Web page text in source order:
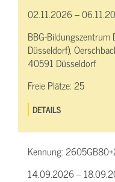
02.11.2026 –
BBG-Bildungszentrum
Düsseldorf),
40591 Düsseldorf
Freie Plätze:25
DETAILS
Kennung:
14.09.2026 –